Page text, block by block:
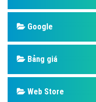
Google
Bảng giá
Web Store